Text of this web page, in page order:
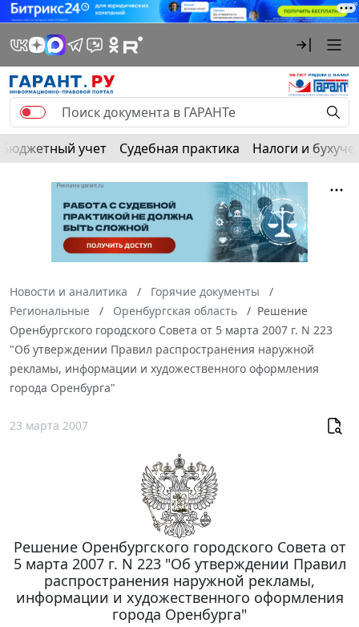
Бюджетный учет Судебная практика Налоги и
Новости и аналитика
Горячие документы
Региональные
Оренбургская область
Решение
Оренбургского городского Совета от 5 марта 2007 г. N 223
"Об утверждении Правил распространения наружной
рекламы, информации и художественного оформления
города Оренбурга"
23 марта 2007
Решение Оренбургского городского Совета от
5 марта 2007 г. N 223 "Об утверждении Правил
распространения наружной рекламы,
информации и художественного оформления
города Оренбурга"